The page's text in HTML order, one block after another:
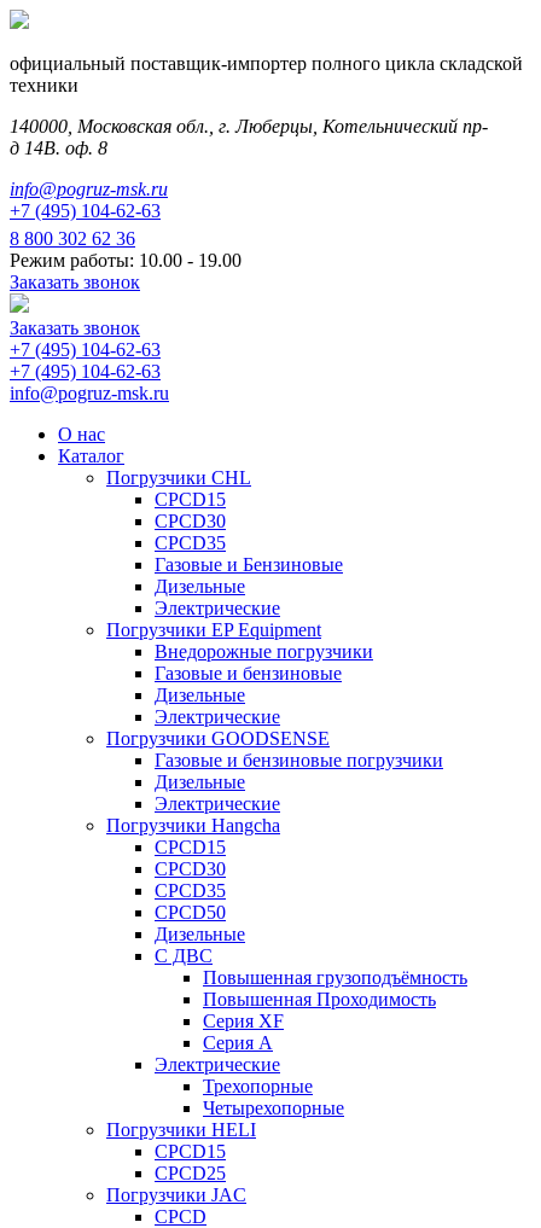
официальный поставщик-импортер полного цикла складской
техники
140000, Московская обл., г. Люберцы, Котельнический пр-
д 14В. оф. 8
info@pogruz-msk.ru
+7 (495) 104-62-63
8 800 302 62 36
Режим работы: 10.00 - 19.00
Заказать звонок
Заказать звонок
+7 (495) 104-62-63
+7 (495) 104-62-63
info@pogruz-msk.ru
О нас
Каталог
Погрузчики CHL
CPCD15
CPCD30
CPCD35
Газовые и Бензиновые
Дизельные
Электрические
Погрузчики EP Equipment
Внедорожные погрузчики
Газовые и бензиновые
Дизельные
Электрические
Погрузчики GOODSENSE
Газовые и бензиновые погрузчики
Дизельные
Электрические
Погрузчики Hangcha
CPCD15
CPCD30
CPCD35
CPCD50
Дизельные
С ДВС
Повышенная грузоподъёмность
Повышенная Проходимость
Серия XF
Серия А
Электрические
Трехопорные
Четырехопорные
Погрузчики HELI
CPCD15
CPCD25
Погрузчики JAC
CPCD